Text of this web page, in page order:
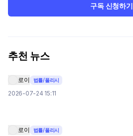
구독 신청하기
추천 뉴스
로이 법률/폴리시
2026-07-24 15:11
로이 법률/폴리시